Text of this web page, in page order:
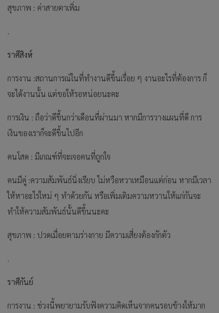
สุขภาพ : ค่าสายตาเพิ่ม
.
ราศีสิงห์
การงาน :สถานการณ์ในที่ทำงานดีขึ้นเรื่อย ๆ งานอะไรที่ต้องการ ก็
จะได้งานนั้น แต่ขอให้รอหน่อยนะคะ
การเงิน : ถือว่าดีขึ้นกว่าเดือนที่ผ่านมา หากมีการวางแผนที่ดี การ
เงินของเราก็จะดีขึ้นไปอีก
คนโสด : มีเกณฑ์ที่จะเจอคนที่ถูกใจ
คนมีคู่ :ความสัมพันธ์นิ่งเรียบ ไม่หวือหวาเหมือนแต่ก่อน หากมีเวลา
ให้หาอะไรใหม่ ๆ ทำด้วยกัน หรือเพิ่มเติมความหวานให้แก่กันจะ
ทำให้ความสัมพันธ์นั้นดีขึ้นนะคะ
สุขภาพ : ปวดเมื่อยตามร่างกาย มีความเสี่ยงต้องกักตัว
.
ราศีกันย์
การงาน : ช่วงนี้พยายามรับฟังความคิดเห็นจากคนรอบข้างให้มาก